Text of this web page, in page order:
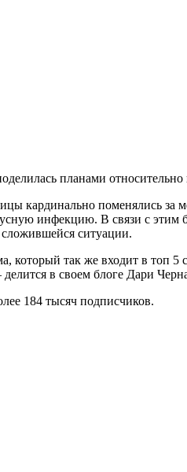
планами
поменялись за
инфекцию. В связи с этим
ситуации.
так же входит в топ
в своем блоге Дари
184 тысяч подписчиков.